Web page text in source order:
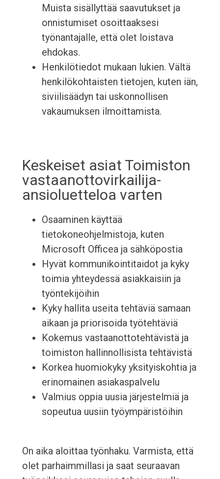
Muista sisällyttää saavutukset ja
onnistumiset osoittaaksesi
työnantajalle, että olet loistava
ehdokas.
Henkilötiedot mukaan lukien. Vältä
henkilökohtaisten tietojen, kuten iän,
siviilisäädyn tai uskonnollisen
vakaumuksen ilmoittamista.
Keskeiset asiat Toimiston
vastaanottovirkailija-
ansioluetteloa varten
Osaaminen käyttää
tietokoneohjelmistoja, kuten
Microsoft Officea ja sähköpostia
Hyvät kommunikointitaidot ja kyky
toimia yhteydessä asiakkaisiin ja
työntekijöihin
Kyky hallita useita tehtäviä samaan
aikaan ja priorisoida työtehtäviä
Kokemus vastaanottotehtävistä ja
toimiston hallinnollisista tehtävistä
Korkea huomiokyky yksityiskohtia ja
erinomainen asiakaspalvelu
Valmius oppia uusia järjestelmiä ja
sopeutua uusiin työympäristöihin
On aika aloittaa työnhaku. Varmista, että
olet parhaimmillasi ja saat seuraavan